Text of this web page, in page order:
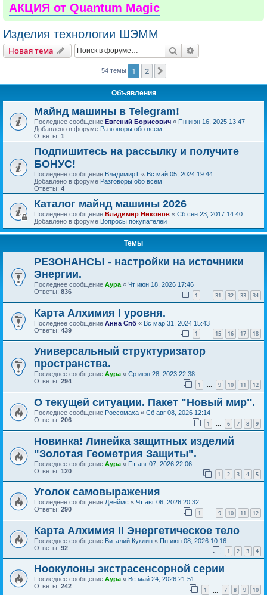
АКЦИЯ от Quantum Magic
Изделия технологии ШЭММ
Новая тема Поиск
54 темы 1 2
Объявления
Майнд машины в Telegram!
Последнее сообщение Евгений Борисович « Пн июн 16, 2025 13:47
Добавлено в форуме Разговоры обо всем
Ответы: 1
Подпишитесь на рассылку и получите
БОНУС!
Последнее сообщение ВладимирТ « Вс май 05, 2024 19:44
Добавлено в форуме Разговоры обо всем
Ответы: 4
Каталог майнд машины 2026
Последнее сообщение Владимир Никонов « Сб сен 23, 2017 14:40
Добавлено в форуме Вопросы покупателей
Темы
РЕЗОНАНСЫ - настройки на источники
Энергии.
Последнее сообщение Аура « Чт июн 18, 2026 17:46
Ответы: 836 1 … 31 32 33 34
Карта Алхимия I уровня.
Последнее сообщение Анна Спб « Вс мар 31, 2024 15:43
Ответы: 439 1 15 16 17 18
Универсальный структуризатор
пространства.
Последнее сообщение Аура « Ср июн 28, 2023 22:38
Ответы: 294 1 … 9 10 11 12
О текущей ситуации. Пакет "Новый мир".
Последнее сообщение Россомаха « Сб авг 08, 2026 12:14
Ответы: 206 1 … 6 7 8 9
Новинка! Линейка защитных изделий
"Золотая Геометрия Защиты".
Последнее сообщение Аура « Пт авг 07, 2026 22:06
Ответы: 120 1 2 3 4 5
Уголок самовыражения
Последнее сообщение Джеймс « Чт авг 06, 2026 20:32
Ответы: 290 1 … 9 10 11 12
Карта Алхимия II Энергетическое тело
Последнее сообщение Виталий Куклин « Пн июн 08, 2026 10:16
Ответы: 92 1 2 3 4
Ноокулоны экстрасенсорной серии
Последнее сообщение Аура« Вс май 24, 2026 21:51
Ответы: 242 1 7 8 9 10